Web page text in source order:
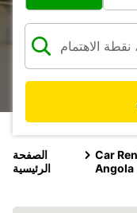
الصفحة
الرئيسية
Car
Angola